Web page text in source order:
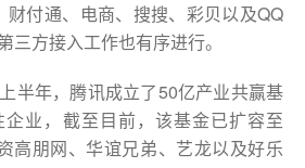
财付通、电商、搜搜、彩贝以及QQ
三方接入工作也有序进行。
半年，腾讯成立了50亿产业共赢基
业，截至目前，该基金已扩容至
高朋网、华谊兄弟、艺龙以及好乐